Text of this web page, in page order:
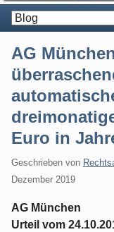
AG
Euro in
Geschrieben von
Dezember 2019
AG München
Urteil vom